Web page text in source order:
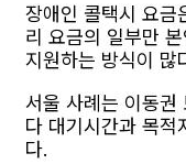
장애인 콜택시 요금
리 요금의 일부만
지원하는 방식이 많
서울 사례는 이동권
다 대기시간과 목적
다.